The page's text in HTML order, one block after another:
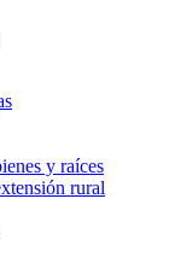
y raíces
rural